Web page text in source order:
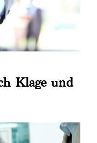
Klage und